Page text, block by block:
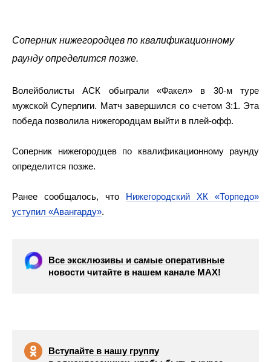
Соперник нижегородцев по квалификационному
раунду определится позже.
Волейболисты АСК обыграли «Факел» в 30-м туре
мужской Суперлиги. Матч завершился со счетом 3:1. Эта
победа позволила нижегородцам выйти в плей-офф.
Соперник нижегородцев по квалификационному раунду
определится позже.
Ранее сообщалось, что Нижегородский ХК «Торпедо»
уступил «Авангарду».
Все эксклюзивы и самые оперативные
новости читайте в нашем канале МАХ!
Вступайте в нашу группу